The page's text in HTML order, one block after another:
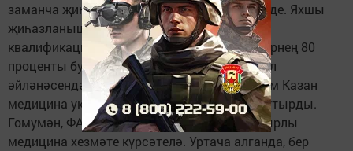
заманча җиһазландырырга мөмкинлек бирде. Яхшы
җиһазланыштан тыш, фельдшерлар
квалификацияләрен күтәреп тора. Белгечләрнең 80
проценты бу көнгә югары категориягә ия. Ел
әйләнәсендә 12 медперсонал Яшел Үзән һәм Казан
медицина уку йортларында белемнәрен арттырды.
Гомумән, ФАПларның барысында да киң кырлы
медицина хезмәте күрсәтелә. Уртача алганда, бер